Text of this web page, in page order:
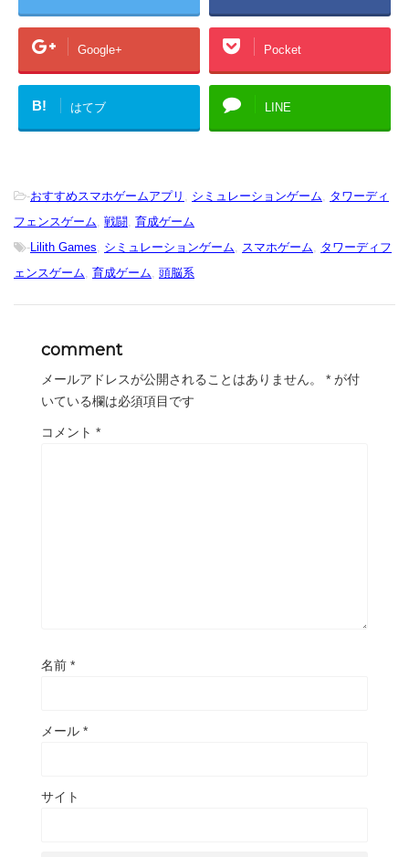
Google+ Pocket
B! はてブ LINE
-おすすめスマホゲームアプリ , シミュレーションゲーム, タワーディ
フェンスゲーム, 戦闘, 育成ゲーム
-Lilith Games, シミュレーションゲーム, スマホゲーム, タワーディフ
ェンスゲーム, 育成ゲーム, 頭脳系
comment
メールアドレスが公開されることはありません。 * が付
いている欄は必須項目です
コメント *
名前 *
メール *
サイト